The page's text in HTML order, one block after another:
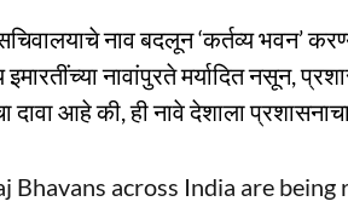
नाव बदलून ‘कर्तव्य भवन’
नावांपुरते मर्यादित नसून,
दावा आहे की, ही नावे देशाला
Bhavans across India are